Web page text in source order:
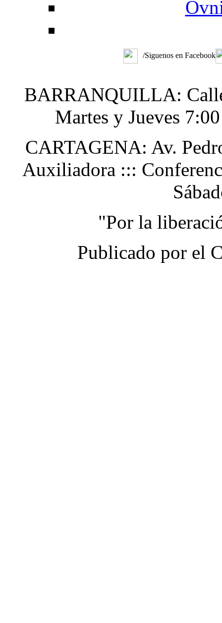
/Siguenos en Facebook
BARRANQUILLA:
Martes y Jueves
CARTAGENA: Av.
Auxiliadora :::
"Por la
Publicado por el